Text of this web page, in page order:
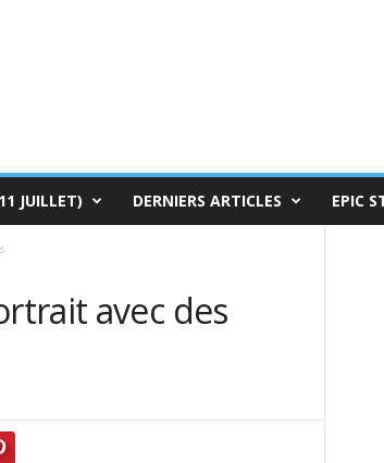
JUILLET) DERNIERS ARTICLES EPIC
avec des